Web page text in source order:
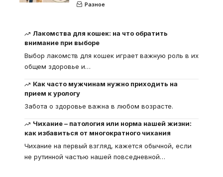
Разное
Лакомства для кошек: на что обратить
внимание при выборе
Выбор лакомств для кошек играет важную роль в их
общем здоровье и…
Как часто мужчинам нужно приходить на
прием к урологу
Забота о здоровье важна в любом возрасте.
Чихание – патология или норма нашей жизни:
как избавиться от многократного чихания
Чихание на первый взгляд, кажется обычной, если
не рутинной частью нашей повседневной…